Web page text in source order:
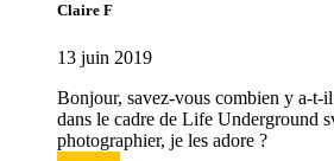
Claire F
13 juin 2019
Bonjour, savez-vous combien y a-t-il
dans le cadre de Life Underground
photographier, je les adore ?